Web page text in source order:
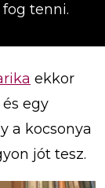
tenni.
ekkor
egy
a kocsonya
jót tesz.